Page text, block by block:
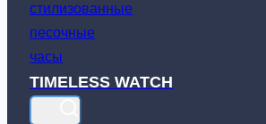
TIMELESS WATCH